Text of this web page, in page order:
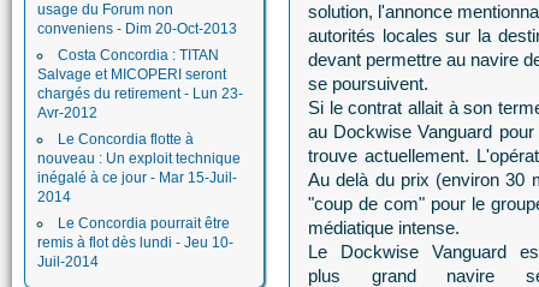
usage du Forum non
conveniens - Dim 20-Oct-2013
Costa Concordia : TITAN
Salvage et MICOPERI seront
chargés du retirement - Lun 23-
Avr-2012
Le Concordia flotte à
nouveau : Un exploit technique
inégalé à ce jour - Mar 15-Juil-
2014
Le Concordia pourrait être
remis à flot dès lundi - Jeu 10-
Juil-2014
solution, l'annonce
autorités locales sur la
devant permettre au navire
se poursuivent.
Si le contrat allait à son
au Dockwise Vanguard
trouve actuellement.
Au delà du prix (environ 30
"coup de com" pour le
médiatique intense.
Le Dockwise Vanguard
plus grand navire